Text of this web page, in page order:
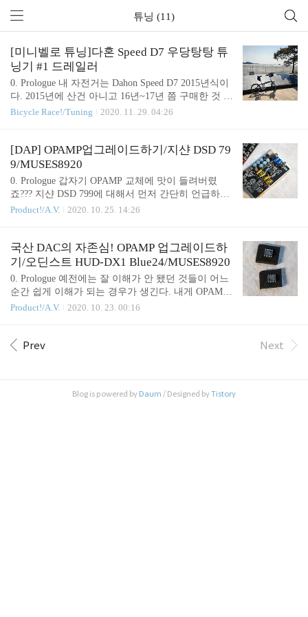
튜닝 (11)
[미니벨로 튜닝]다혼 Speed D7 우당탕탕 튜
닝기 #1 드레일러
0. Prologue 내 자전거는 Dahon Speed D7 2015년식이
다. 2015년에 산건 아니고 16년~17년 쯤 구매한 것 같
다. 요즘 로드 자전거로 갈아탈 것인가 하는 고민에
혼 Speed D7은 7단 미니벨로 자전거다. 딱 8단으로
업그레이드 한다는 목표로 튜닝을 시작했다. 도대체
뭘 해야 할까? 시작한다. 2. 스프라켓 8단으로 업그레
이드 하려면 스프라켓을 가장 먼저 교체해야 한다.
위 사진에 보이는 뒷바퀴 중심에 있는 부품이 스프라
켓이다. 체인으로 뒷바퀴에 힘을 전달하는 역할을 하
고, 단을 영어로는 Speed 라고들 부른다. 처음에는 ..
Bicycle Race!/Tuning 2020. 11. 29. 04:26
[DAP] OPAMP업그레이드하기/지샨 DSD 79
9/MUSES8920
0. Prologue 갑자기 OPAMP 교체에 맛이 들려버렸
죠??? 지샨 DSD 799에 대해서 먼저 간단히 언급하고
갈까요? 1. Zishan DSD 799 3개월 사용기 Zishan DSD
만이네요. 때 마침 호기심에 주문 한 것이 바로 이 Zis
han DSD 799입니다. (이하 799) 공식적으로 799는 내
장 메grancartzoo.tistory.com 하이엔드 칩셋인 AK4497
이 들어있다는 것으로 유명한 지샨 DSD 799의 리뷰
를 지난번에 했었죠. 약 3개월간 사용해본 후기를 간
단히 말씀드리면, 그냥 메이저급 DAP를 쓰시라. 예
Product!/A.V. 2020. 10. 25. 14:26
국산 DAC의 자존심! OPAMP 업그레이드하
기/오딘스트 HUD-DX1 Blue24/MUSES8920
0. Prologue 예전에는 잘 이해가 안 됐던 것들이 어느
순간 쉽게 이해가 되는 경우가 생긴다. 내게 OPAMP
가 그랬다. 아주 예전에 한번 슬쩍 봤을 때는 기판 사
그런 걸까...시험 전날 방청소가 짜릿한 것과 비슷한
으니 관련 내용은 다음 링크에서 봅시다. Burson V5i
Product!/A.V. 2020. 10. 23. 00:16
Prev Next
Blog is powered by Daum / Designed byTistory